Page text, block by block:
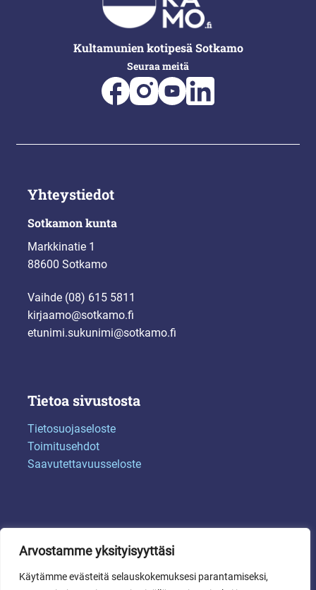
Arvostamme yksityisyyttäsi
Käytämme evästeitä selauskokemuksesi parantamiseksi,
Kultamunien kotipesä Sotkamo
Seuraa meitä
Yhteystiedot
Sotkamon kunta
Markkinatie 1
88600 Sotkamo
Vaihde (08) 615 5811
kirjaamo@sotkamo.fi
etunimi.sukunimi@sotkamo.fi
Tietoa sivustosta
Tietosuojaseloste
Toimitusehdot
Saavutettavuusseloste